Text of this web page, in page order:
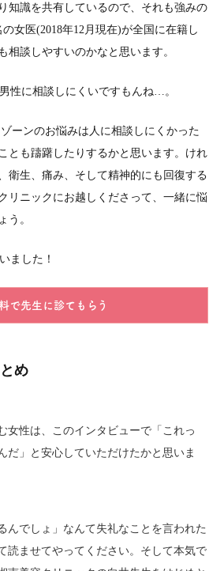
知識を共有しているので、それも強みの
女医(2018年12月現在)が全国に在籍し
相談しやすいのかなと思います。
性に相談しにくいですもんね…。
ーンのお悩みは人に相談しにくかった
とも躊躇したりするかと思います。けれ
衛生、痛み、そして精神的にも回復する
リニックにお越しくださって、一緒に悩
う。
ました！
で先生に診てもらう
め
女性は、このインタビューで「これっ
だ」と安心していただけたかと思いま
んでしょ」なんて失礼なことを言われた
読ませてやってください。そして本気で